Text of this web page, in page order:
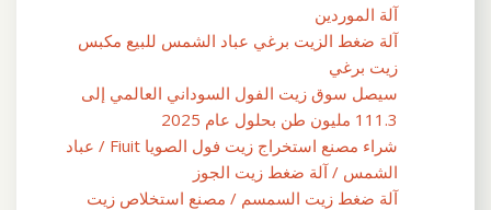
آلة الموردين
آلة ضغط الزيت برغي عباد الشمس للبيع مكبس
زيت برغي
سيصل سوق زيت الفول السوداني العالمي إلى
111.3 مليون طن بحلول عام 2025
شراء مصنع استخراج زيت فول الصويا Fiuit / عباد
الشمس / آلة ضغط زيت الجوز
آلة ضغط زيت السمسم / مصنع استخلاص زيت